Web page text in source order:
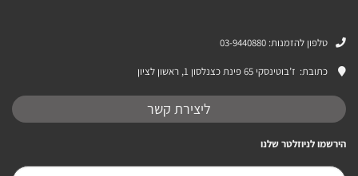
טלפון להזמנות: 03-9440880
כתובת: ז’בוטינסקי 65 פינת כצנלסון 1, ראשון לציון
ליצירת קשר
הירשמו לניוזלטר שלנו